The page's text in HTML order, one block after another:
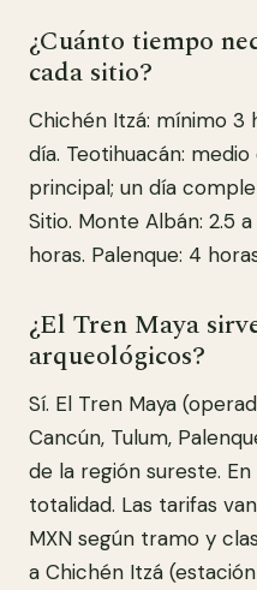
¿Cuánto tiempo
cada sitio?
Chichén Itzá: mínimo 3
día. Teotihuacán:
principal; un día
Sitio. Monte Albán: 2.5
horas. Palenque: 4
¿El Tren Maya
arqueológicos?
Sí. El Tren Maya
Cancún, Tulum,
de la región sureste.
totalidad. Las tarifas
MXN según tramo y
a Chichén Itzá